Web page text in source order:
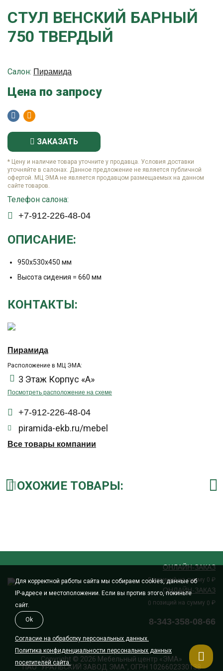
СТУЛ ВЕНСКИЙ БАРНЫЙ
750 ТВЕРДЫЙ
Салон: Пирамида
Цена по запросу
ЗАКАЗАТЬ
* Цену и наличие товара уточните у продавца. Условия доставки
уточняйте в салонах. Данное предложение не является публичной
офертой. МЦ ЭМА не является продавцом размещаемых на данном
сайте товаров.
Телефон салона:
+7-912-226-48-04
ОПИСАНИЕ:
950х530х450 мм
Высота сидения = 660 мм
КОНТАКТЫ:
Пирамида
Расположение в МЦ ЭМА:
3 Этаж Корпус «А»
Посмотреть расположение на схеме
+7-912-226-48-04
piramida-ekb.ru/mebel
Все товары компании
ПОХОЖИЕ ТОВАРЫ:
ОНЛАЙН-ЗАКАЗ
0позиций на сумму 0 ₽
ОНЛАЙН-ЗАКАЗ
0 позиций на сумму 0 ₽
8-343-358-08-66
Copyright © 2026 Мебельный центр «ЭМА»
ПАО "УРАЛЬСКИЙ ЗАВОД ЭМА", ОГРН 1026602330138
Для корректной работы сайта мы собираем cookies, данные об
IP-адресе и местоположении. Если вы против этого, покиньте
сайт.
Ok
Согласие на обработку персональных данных.
Политика конфиденциальности персональных данных
посетителей сайта.